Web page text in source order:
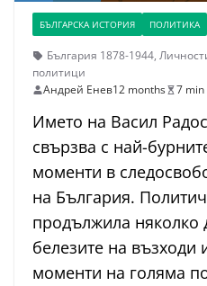
БЪЛГАРСКА ИСТОРИЯ ПОЛИТИКА
България 1878-1944,
политици
Андрей Енев12 months 7
Името на Васил
свързва с най-
моменти в
на България.
продължила няколко
белезите на възходи
моменти на голяма